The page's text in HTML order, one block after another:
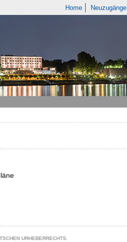
Home Neuzugänge
URHEBERRECHTS.